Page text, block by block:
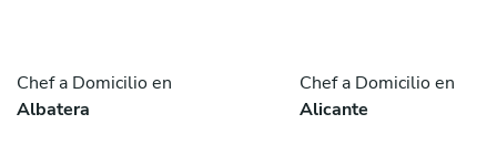
Chef a Domicilio en
Albatera
Chef a Domicilio en
Alicante